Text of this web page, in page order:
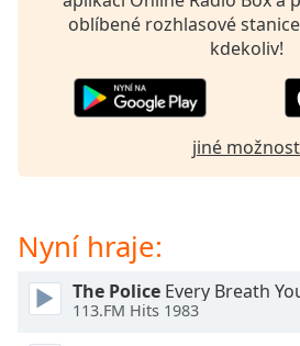
and
window.
Color
oblíbené rozhlasové
kdekoliv!
jiné možnost
Nyní hraje:
The Police Every Breath
113.FM Hits 1983